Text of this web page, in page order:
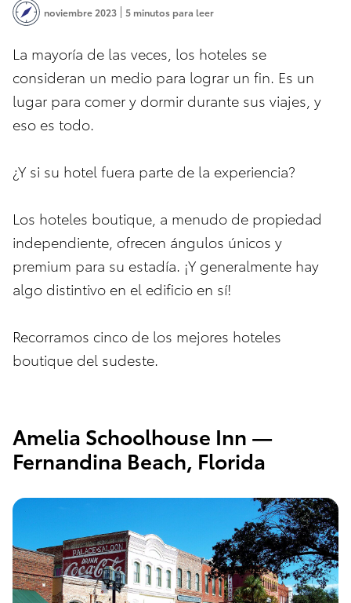
noviembre 2023 5 minutos para leer
La mayoría de las veces, los hoteles se
consideran un medio para lograr un fin. Es un
lugar para comer y dormir durante sus viajes, y
eso es todo.
¿Y si su hotel fuera parte de la experiencia?
Los hoteles boutique, a menudo de propiedad
independiente, ofrecen ángulos únicos y
premium para su estadía. ¡Y generalmente hay
algo distintivo en el edificio en sí!
Recorramos cinco de los mejores hoteles
boutique del sudeste.
Amelia Schoolhouse Inn —
Fernandina Beach, Florida